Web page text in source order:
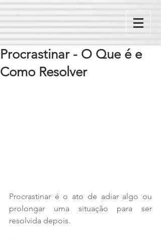
Procrastinar - O Que é e
Como Resolver
Procrastinar é o ato de adiar algo ou
prolongar uma situação para ser
resolvida depois.